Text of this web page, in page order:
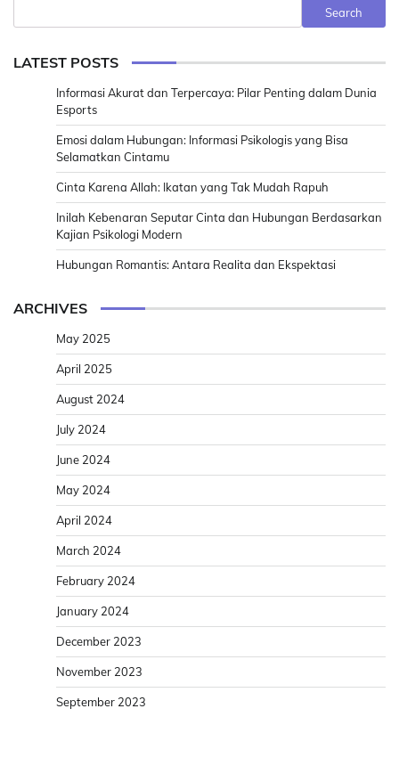
Search
LATEST POSTS
Informasi Akurat dan Terpercaya: Pilar Penting dalam Dunia
Esports
Emosi dalam Hubungan: Informasi Psikologis yang Bisa
Selamatkan Cintamu
Cinta Karena Allah: Ikatan yang Tak Mudah Rapuh
Inilah Kebenaran Seputar Cinta dan Hubungan Berdasarkan
Kajian Psikologi Modern
Hubungan Romantis: Antara Realita dan Ekspektasi
ARCHIVES
May 2025
April 2025
August 2024
July 2024
June 2024
May 2024
April 2024
March 2024
February 2024
January 2024
December 2023
November 2023
September 2023